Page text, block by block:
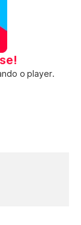
o player.